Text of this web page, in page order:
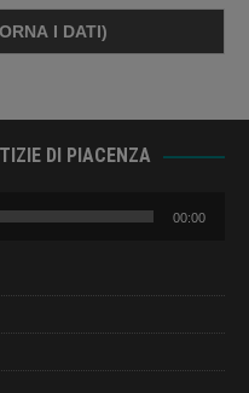
DI PIACENZA
00:00